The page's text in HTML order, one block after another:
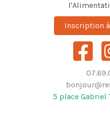
Inscription
5 place Gabriel